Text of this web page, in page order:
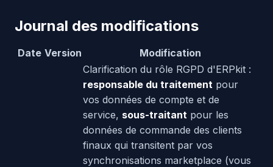
Journal des modifications
Date Version Modification
Clarification du rôle RGPD d'ERPkit :
responsable du traitement pour
vos données de compte et de
service, sous-traitant pour les
données de commande des clients
finaux qui transitent par vos
synchronisations marketplace (vous